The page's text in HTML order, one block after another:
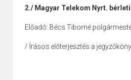
2./ Magyar Telekom Nyrt.
Előadó: Bécs Tiborné
/ Írásos előterjesztés a